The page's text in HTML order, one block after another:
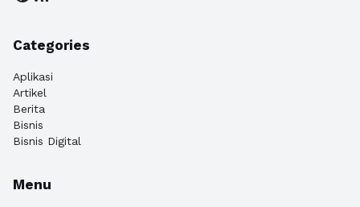
Categories
Aplikasi
Artikel
Berita
Bisnis
Bisnis Digital
Menu